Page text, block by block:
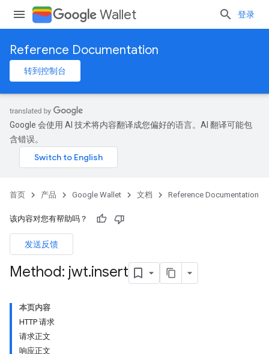
Wallet 登录
Reference Documentation
转到控制台
Google 会使用 AI 技术将内容翻译成您偏好的语言。AI 翻译可能包
含错误。
首页 产品 Google Wallet 文档 Reference Documentation
该内容对您有帮助吗？
发送反馈
Method: jwt.insert
本页内容
HTTP 请求
请求正文
响应正文